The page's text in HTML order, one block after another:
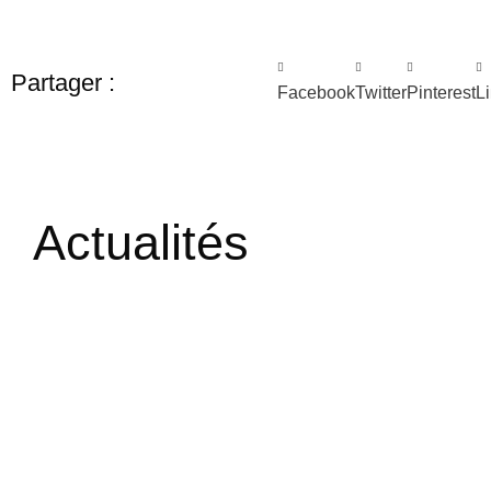
Partager : FacebookTwitterPinterest
Actualités